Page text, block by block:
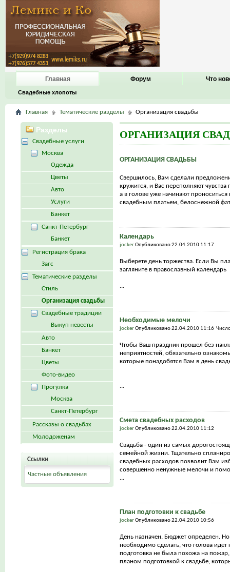
Главная
Свадебные хлопоты
Форум Что
Главная Тематические разделы Организация свадьбы
ОРГАНИЗАЦИЯ
ОРГАНИЗАЦИЯ СВАДЬБЫ
Свершилось, Вам сделали
кружится, и Вас переполняют чувства
а в голове уже начинают
свадебным платьем, белоснежной
Календарь
jockerОпубликовано 22.04.2010 11:17
Выберете день торжества. Если Вы
загляните в православный календарь
...
Необходимые мелочи
jockerОпубликовано 22.04.2010 11:16
Чтобы Ваш праздник прошел без
неприятностей, обязательно
которые понадобятся Вам в день
...
Смета свадебных расходов
jockerОпубликовано 22.04.2010 11:12
Свадьба - один из самых
семейной жизни. Тщательно
свадебных расходов позволит Вам
совершенно ненужные мелочи и
...
План подготовки к свадьбе
jockerОпубликовано 22.04.2010 10:56
День назначен. Бюджет определен. Но
необходимо сделать, что голова
подготовка не была похожа на пожар,
планом подготовкой к свадьбе,
Разделы
Свадебные услуги
Москва
Одежда
Цветы
Авто
Услуги
Банкет
Санкт-Петербург
Банкет
Регистрация брака
Загс
Тематические разделы
Стиль
Организация свадьбы
Свадебные традиции
Выкуп невесты
Авто
Банкет
Цветы
Фото-видео
Прогулка
Москва
Санкт-Петербург
Рассказы о свадьбах
Молодоженам
Ссылки
Частные объявления